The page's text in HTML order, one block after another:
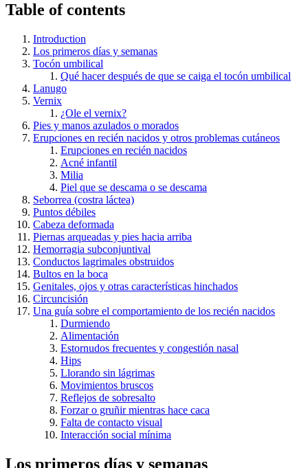
Table of contents
Introduction
Los primeros días y semanas
Tocón umbilical
Qué hacer después de que se caiga el tocón umbilical
Lanugo
Vernix
¿Ole el vernix?
Pies y manos azulados o morados
Erupciones en recién nacidos y otros problemas cutáneos
Erupciones en recién nacidos
Acné infantil
Milia
Piel que se descama o se descama
Seborrea (costra láctea)
Puntos débiles
Cabeza deformada
Piernas arqueadas y pies hacia arriba
Hemorragia subconjuntival
Conductos lagrimales obstruidos
Bultos en la boca
Genitales, ojos y otras características hinchados
Circuncisión
Una guía sobre el comportamiento de los recién nacidos
Durmiendo
Alimentación
Estornudos frecuentes y congestión nasal
Hips
Llorando sin lágrimas
Movimientos bruscos
Reflejos de sobresalto
Forzar o gruñir mientras hace caca
Falta de contacto visual
Interacción social mínima
Los primeros días y semanas